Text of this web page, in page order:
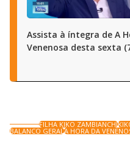
Assista à íntegra de A
Venenosa desta sexta
FILHA KIKO ZAMBIANCHI
BALANCO GERALA HORA DA